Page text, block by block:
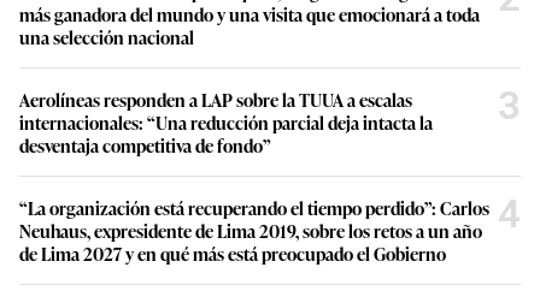
más ganadora del mundo y una visita que emocionará a toda
una selección nacional
Aerolíneas responden a LAP sobre la TUUA a escalas
internacionales: “Una reducción parcial deja intacta la
desventaja competitiva de fondo”
3
“La organización está recuperando el tiempo perdido”: Carlos
Neuhaus, expresidente de Lima 2019, sobre los retos a un año
de Lima 2027 y en qué más está preocupado el Gobierno
4